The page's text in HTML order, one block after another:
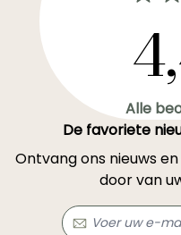
Alle
De favoriete
Ontvang ons nieuws
door van